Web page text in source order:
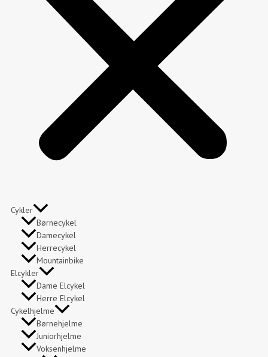
Cykler
Børnecykel
Damecykel
Herrecykel
Mountainbike
Elcykler
Dame Elcykel
Herre Elcykel
Cykelhjelme
Børnehjelme
Juniorhjelme
Voksenhjelme